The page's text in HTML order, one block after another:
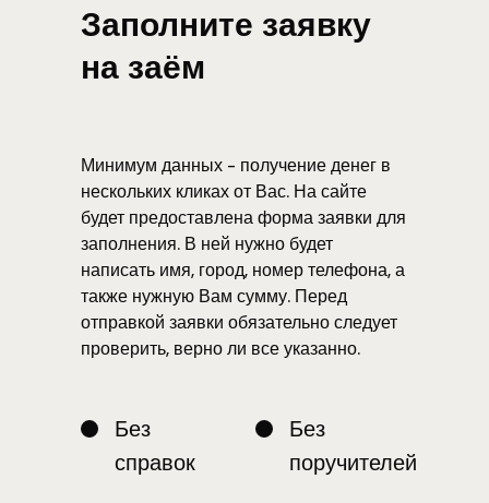
Минимум данных - получение денег в
нескольких кликах от Вас. На сайте
будет предоставлена форма заявки для
заполнения. В ней нужно будет
написать имя, город, номер телефона, а
также нужную Вам сумму. Перед
отправкой заявки обязательно следует
проверить, верно ли все указанно.
Заполните заявку
на заём
Без
справок
Без
поручителей